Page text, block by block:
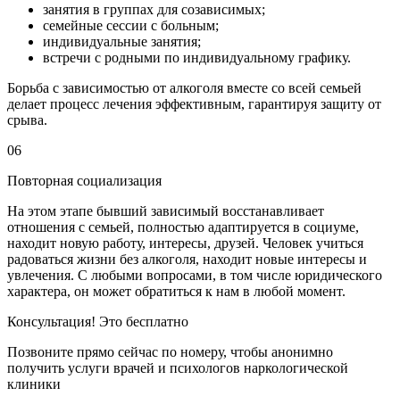
занятия в группах для созависимых;
семейные сессии с больным;
индивидуальные занятия;
встречи с родными по индивидуальному графику.
Борьба с зависимостью от алкоголя вместе со всей семьей
делает процесс лечения эффективным, гарантируя защиту от
срыва.
06
Повторная социализация
На этом этапе бывший зависимый восстанавливает
отношения с семьей, полностью адаптируется в социуме,
находит новую работу, интересы, друзей. Человек учиться
радоваться жизни без алкоголя, находит новые интересы и
увлечения. С любыми вопросами, в том числе юридического
характера, он может обратиться к нам в любой момент.
Консультация! Это бесплатно
Позвоните прямо сейчас по номеру, чтобы анонимно
получить услуги врачей и психологов наркологической
клиники